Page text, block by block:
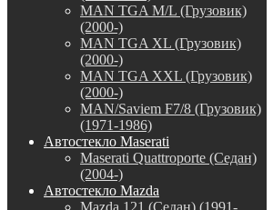
MAN TGA M/L (Грузовик)
(2000-)
MAN TGA XL (Грузовик)
(2000-)
MAN TGA XXL (Грузовик)
(2000-)
MAN/Saviem F7/8 (Грузовик)
(1971-1986)
Автостекло Maserati
Maserati Quattroporte (Седан)
(2004-)
Автостекло Mazda
Mazda 121 (Седан) (1991-